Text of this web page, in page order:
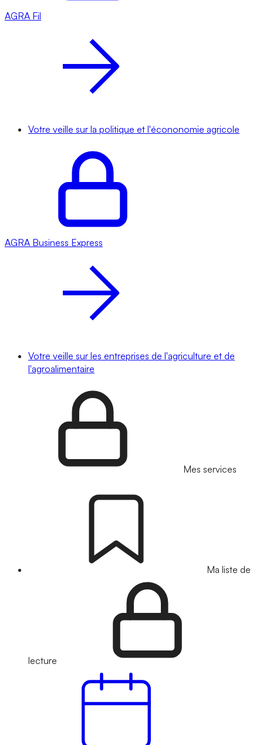
AGRA Fil
Votre veille sur la politique et l'écononomie agricole
AGRA Business Express
Votre veille sur les entreprises de l'agriculture et de
l'agroalimentaire
Mes services
Ma liste de
lecture